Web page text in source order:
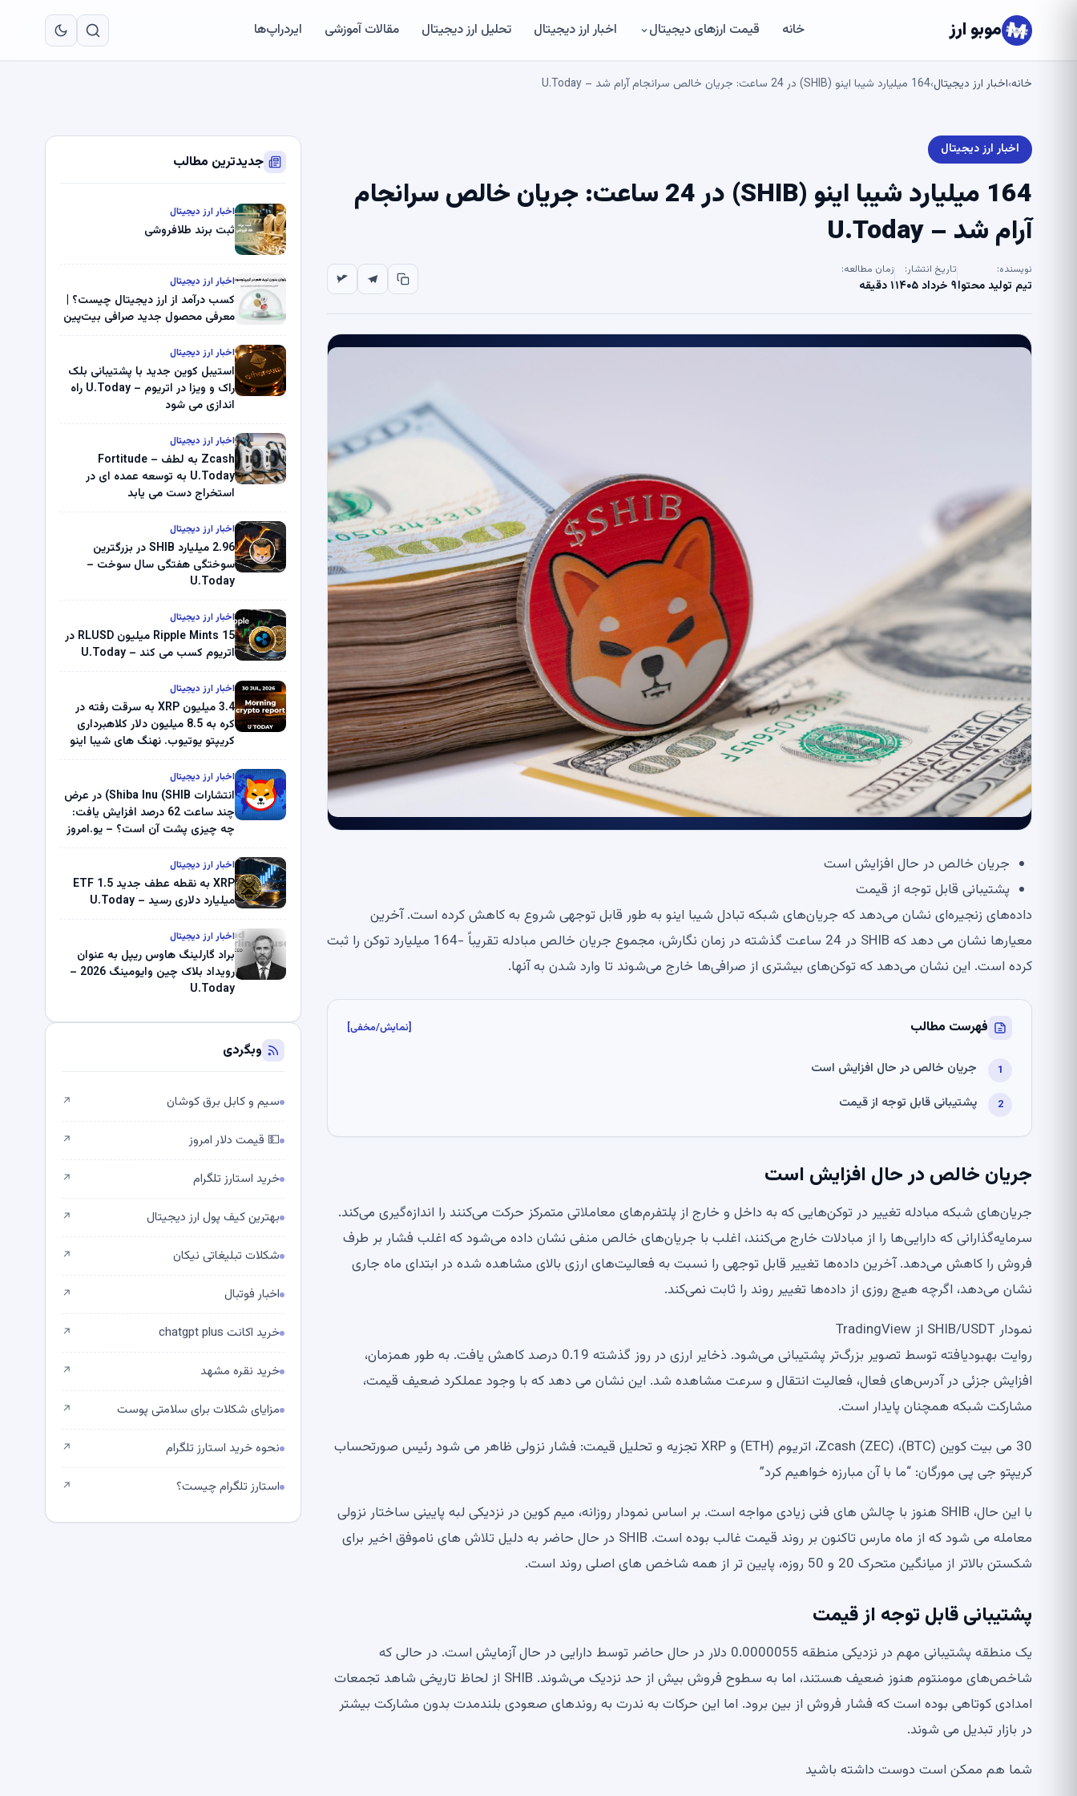
موبو ارز خانه قیمت ارزهای دیجیتال اخبار ارز دیجیتال تحلیل ارز دیجیتال مقالات آموزشی ایردراپ‌ها
خانه›اخبار ارز دیجیتال›164 میلیارد شیبا اینو (SHIB) در 24 ساعت: جریان خالص سرانجام آرام شد – U.Today
اخبار ارز دیجیتال
164 میلیارد شیبا اینو (SHIB) در 24 ساعت: جریان خالص سرانجام
آرام شد – U.Today
نویسنده:
تیم تولید محتوا
تاریخ انتشار:
۹ خرداد ۱۴۰۵
زمان مطالعه:
۱ دقیقه
جریان خالص در حال افزایش است
پشتیبانی قابل توجه از قیمت
داده‌های زنجیره‌ای نشان می‌دهد که جریان‌های شبکه تبادل شیبا اینو به طور قابل توجهی شروع به کاهش کرده است. آخرین
معیارها نشان می دهد که SHIB در 24 ساعت گذشته در زمان نگارش، مجموع جریان خالص مبادله تقریباً -164 میلیارد توکن را ثبت
کرده است. این نشان می‌دهد که توکن‌های بیشتری از صرافی‌ها خارج می‌شوند تا وارد شدن به آنها.
فهرست مطالب [نمایش/مخفی]
جریان خالص در حال افزایش است
پشتیبانی قابل توجه از قیمت
جریان خالص در حال افزایش است
جریان‌های شبکه مبادله تغییر در توکن‌هایی که به داخل و خارج از پلتفرم‌های معاملاتی متمرکز حرکت می‌کنند را اندازه‌گیری می‌کند.
سرمایه‌گذارانی که دارایی‌ها را از مبادلات خارج می‌کنند، اغلب با جریان‌های خالص منفی نشان داده می‌شود که اغلب فشار بر طرف
فروش را کاهش می‌دهد. آخرین داده‌ها تغییر قابل توجهی را نسبت به فعالیت‌های ارزی بالای مشاهده شده در ابتدای ماه جاری
نشان می‌دهد، اگرچه هیچ روزی از داده‌ها تغییر روند را ثابت نمی‌کند.
نمودار SHIB/USDT از TradingView
روایت بهبودیافته توسط تصویر بزرگ‌تر پشتیبانی می‌شود. ذخایر ارزی در روز گذشته 0.19 درصد کاهش یافت. به طور همزمان،
افزایش جزئی در آدرس‌های فعال، فعالیت انتقال و سرعت مشاهده شد. این نشان می دهد که با وجود عملکرد ضعیف قیمت،
مشارکت شبکه همچنان پایدار است.
30 می بیت کوین (BTC)، Zcash (ZEC)، اتریوم (ETH) و XRP تجزیه و تحلیل قیمت: فشار نزولی ظاهر می شود رئیس صورتحساب
کریپتو جی پی مورگان: “ما با آن مبارزه خواهیم کرد”
با این حال، SHIB هنوز با چالش های فنی زیادی مواجه است. بر اساس نمودار روزانه، میم کوین در نزدیکی لبه پایینی ساختار نزولی
معامله می شود که از ماه مارس تاکنون بر روند قیمت غالب بوده است. SHIB در حال حاضر به دلیل تلاش های ناموفق اخیر برای
شکستن بالاتر از میانگین متحرک 20 و 50 روزه، پایین تر از همه شاخص های اصلی روند است.
پشتیبانی قابل توجه از قیمت
یک منطقه پشتیبانی مهم در نزدیکی منطقه 0.0000055 دلار در حال حاضر توسط دارایی در حال آزمایش است. در حالی که
شاخص‌های مومنتوم هنوز ضعیف هستند، اما به سطوح فروش بیش از حد نزدیک می‌شوند. SHIB از لحاظ تاریخی شاهد تجمعات
امدادی کوتاهی بوده است که فشار فروش از بین برود. اما این حرکات به ندرت به روندهای صعودی بلندمدت بدون مشارکت بیشتر
در بازار تبدیل می شوند.
شما هم ممکن است دوست داشته باشید
جدیدترین مطالب
اخبار ارز دیجیتال
ثبت برند طلافروشی
اخبار ارز دیجیتال
کسب درآمد از ارز دیجیتال چیست؟ |
معرفی محصول جدید صرافی بیت‌پین
اخبار ارز دیجیتال
استیبل کوین جدید با پشتیبانی بلک
راک و ویزا در اتریوم – U.Today راه
اندازی می شود
اخبار ارز دیجیتال
Zcash به لطف Fortitude –
U.Today به توسعه عمده ای در
استخراج دست می یابد
اخبار ارز دیجیتال
2.96 میلیارد SHIB در بزرگترین
سوختگی هفتگی سال سوخت –
U.Today
اخبار ارز دیجیتال
Ripple Mints 15 میلیون RLUSD در
اتریوم کسب می کند – U.Today
اخبار ارز دیجیتال
3.4 میلیون XRP به سرقت رفته در
کره به 8.5 میلیون دلار کلاهبرداری
کریپتو یوتیوب. نهنگ های شیبا اینو
میلیون دلار U-Turn در بیت کوین را
ثبت کرد – گزارش کریپتو صبح –
U.Today
اخبار ارز دیجیتال
انتشارات Shiba Inu (SHIB) در عرض
چند ساعت 62 درصد افزایش یافت:
چه چیزی پشت آن است؟ – یو.امروز
اخبار ارز دیجیتال
XRP به نقطه عطف جدید ETF 1.5
میلیارد دلاری رسید – U.Today
اخبار ارز دیجیتال
براد گارلینگ هاوس ریپل به عنوان
رویداد بلاک چین وایومینگ 2026 –
U.Today
وبگردی
سیم و کابل برق کوشان ↗
💵 قیمت دلار امروز ↗
خرید استارز تلگرام ↗
بهترین کیف پول ارز دیجیتال ↗
شکلات تبلیغاتی نیکان ↗
اخبار فوتبال ↗
خرید اکانت chatgpt plus ↗
خرید نقره مشهد ↗
مزایای شکلات برای سلامتی پوست ↗
نحوه خرید استارز تلگرام ↗
استارز تلگرام چیست؟ ↗